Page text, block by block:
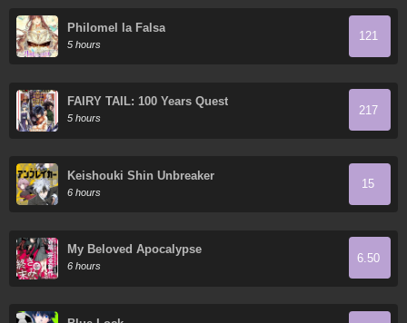
Philomel la Falsa
5 hours
121
FAIRY TAIL: 100 Years Quest
5 hours
217
Keishouki Shin Unbreaker
6 hours
15
My Beloved Apocalypse
6 hours
6.50